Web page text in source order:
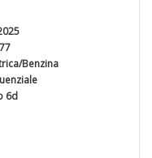
Benzina
6d